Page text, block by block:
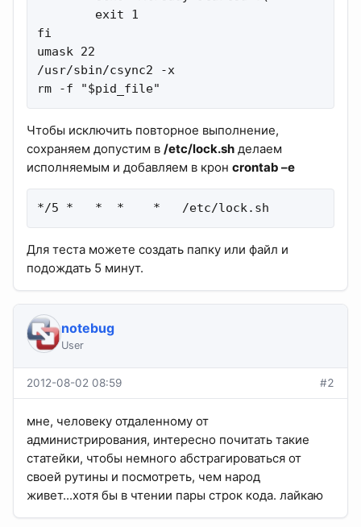
        exit 1
fi
umask 22
/usr/sbin/csync2 -x
rm -f "$pid_file"
Чтобы исключить повторное выполнение,
сохраняем допустим в /etc/lock.sh делаем
исполняемым и добавляем в крон crontab –e
*/5 *   *  *    *   /etc/lock.sh
Для теста можете создать папку или файл и
подождать 5 минут.
notebug
User
2012-08-02 08:59 #2
мне, человеку отдаленному от
администрирования, интересно почитать такие
статейки, чтобы немного абстрагироваться от
своей рутины и посмотреть, чем народ
живет...хотя бы в чтении пары строк кода. лайкаю